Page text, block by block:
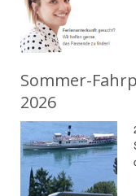
Sommer-
2026